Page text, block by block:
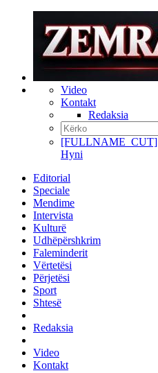
Video
Kontakt
Redaksia
[FULLNAME_CUT]
Hyni
Editorial
Speciale
Mendime
Intervista
Kulturë
Udhëpërshkrim
Faleminderit
Vërtetësi
Përjetësi
Sport
Shtesë
Redaksia
Video
Kontakt